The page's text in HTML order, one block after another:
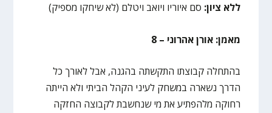
ללא ציון: סם איוריו ויואב ויטלם (לא שיחקו מספיק)
מאמן: אורן אהרוני – 8
בהתחלה קבוצתו התקשתה בהגנה, אבל לאורך כל
הדרך נשארה במשחק לעיני הקהל הביתי ולא הייתה
רחוקה מלהפתיע את מי שנחשבת לקבוצה החזקה